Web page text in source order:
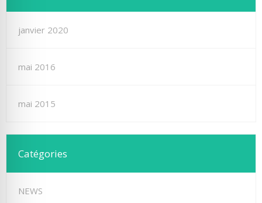
janvier 2020
mai 2016
mai 2015
Catégories
NEWS